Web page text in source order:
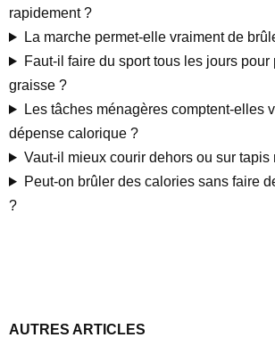
rapidement ?
La marche permet-elle vraiment de
Faut-il faire du sport tous les jours pour
graisse ?
Les tâches ménagères comptent-elles
dépense calorique ?
Vaut-il mieux courir dehors ou sur tapis
Peut-on brûler des calories sans faire
?
AUTRES ARTICLES